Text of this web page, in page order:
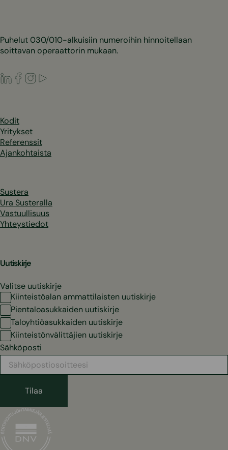
Puhelut 030/010-alkuisiin numeroihin hinnoitellaan
soittavan operaattorin mukaan.
LinkedIn
Facebook
Instagram
Kodit
Yritykset
Referenssit
Ajankohtaista
Sustera
Ura Susteralla
Vastuullisuus
Yhteystiedot
Uutiskirje
Valitse uutiskirje
Kiinteistöalan ammattilaisten uutiskirje
Pientaloasukkaiden uutiskirje
Taloyhtiöasukkaiden uutiskirje
Kiinteistönvälittäjien uutiskirje
Sähköposti